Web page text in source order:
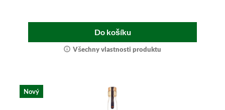
Do košíku
Všechny vlastnosti produktu
Nový